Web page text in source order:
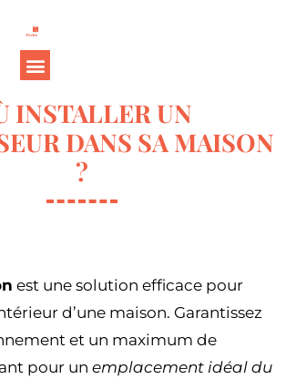
INSTALLER UN
DANS SA MAISON
?
est une solution efficace pour
d’une maison. Garantissez
et un maximum de
pour un emplacement idéal du